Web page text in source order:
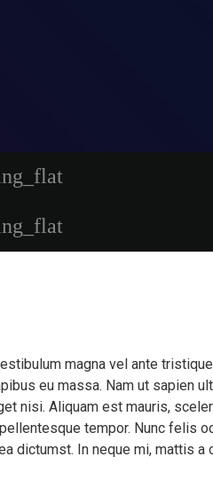
magna vel ante
eu massa. Nam ut sapien
nisi. Aliquam est mauris,
tempor. Nunc felis
dictumst. In neque mi, mattis a